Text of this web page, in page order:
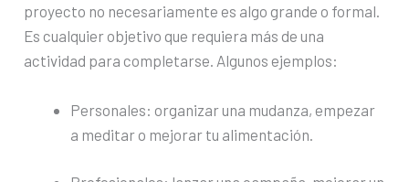
proyecto no necesariamente es algo grande o formal.
Es cualquier objetivo que requiera más de una
actividad para completarse. Algunos ejemplos:
Personales: organizar una mudanza, empezar
a meditar o mejorar tu alimentación.